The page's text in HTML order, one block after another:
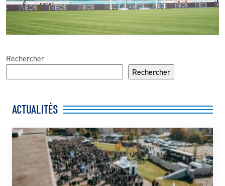
Rechercher
Rechercher
ACTUALITÉS